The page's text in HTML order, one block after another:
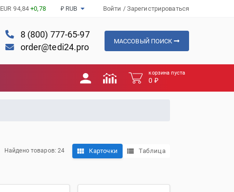
EUR 94,84 +0,78 ₽ RUB Войти / Зарегистрироваться
8 (800) 777-65-97
order@tedi24.pro
МАССОВЫЙ ПОИСК
корзина пуста
0 ₽
Найдено товаров: 24 Карточки Таблица